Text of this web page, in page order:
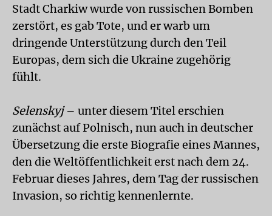
Stadt Charkiw wurde von russischen Bomben
zerstört, es gab Tote, und er warb um
dringende Unterstützung durch den Teil
Europas, dem sich die Ukraine zugehörig
fühlt.
Selenskyj– unter diesem Titel erschien
zunächst auf Polnisch, nun auch in deutscher
Übersetzung die erste Biografie eines Mannes,
den die Weltöffentlichkeit erst nach dem 24.
Februar dieses Jahres, dem Tag der russischen
Invasion, so richtig kennenlernte.